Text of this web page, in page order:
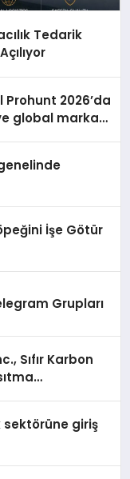
Tedarik
2026’da
global marka
İşe Götür
Grupları
Sıfır Karbon
sektörüne giriş